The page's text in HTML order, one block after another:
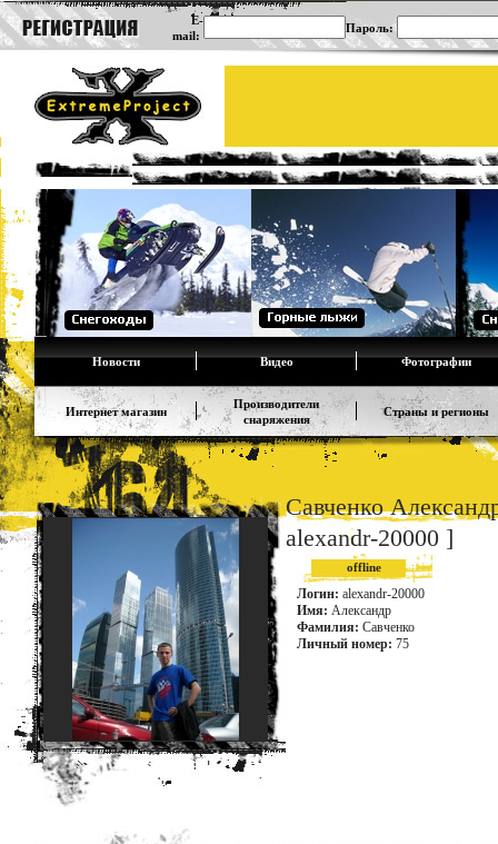
E-
mail:
Пароль:
Новости Видео Фотографии
Интернет магазин
Производители
снаряжения
Страны и регионы
Савченко
alexandr-20000 ]
offline
Логин: alexandr-20000
Имя: Александр
Фамилия: Савченко
Личный номер: 75